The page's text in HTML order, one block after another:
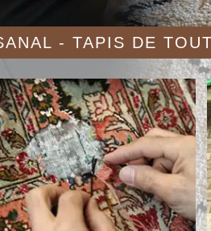
- TAPIS DE